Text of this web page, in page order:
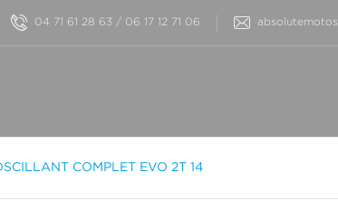
04 71 61 28 63 / 06 17 12 71 06
COMPLET EVO 2T 14